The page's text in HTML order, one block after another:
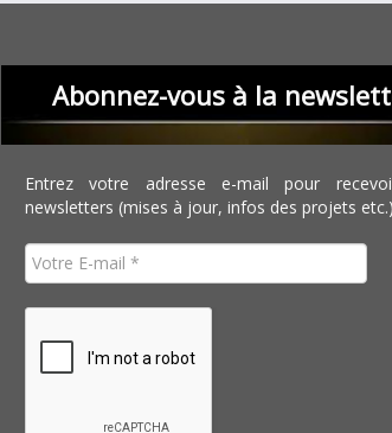
Abonnez-vous à la
Entrez votre adresse e-mail pour
newsletters (mises à jour, infos des projets